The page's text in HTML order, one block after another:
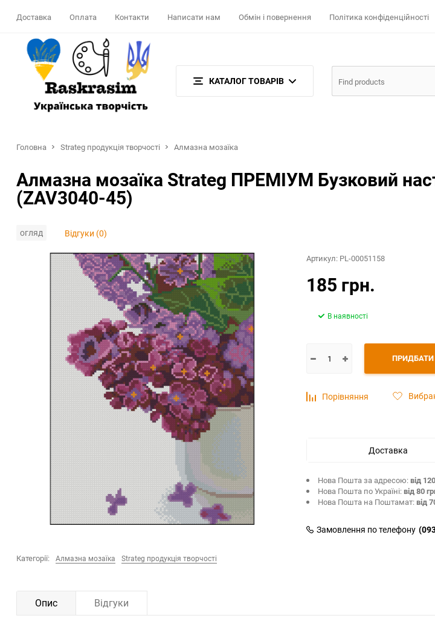
Доставка Оплата Контакти Написати нам Обмін і повернення Політика конфіденційності
КАТАЛОГ ТОВАРІВ
Головна Strateg продукція творчості Алмазна мозаїка
Алмазна мозаїка Strateg ПРЕМІУМ Бузковий
(ZAV3040-45)
огляд Відгуки (0)
Категорії: Алмазна мозаїка Strateg продукція творчості
Артикул: PL-00051158
185 грн.
ПРИДБАТИ
В наявності
Порівняння
Доставка
Нова Пошта за адресою:від
Нова Пошта по Україні:від 80
Нова Пошта на Поштамат:від
Замовлення по телефону
Опис Відгуки